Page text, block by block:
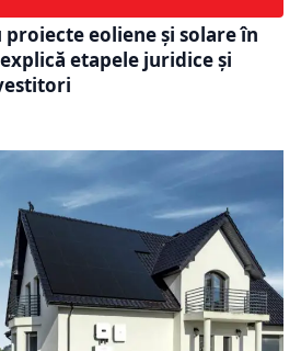
eoliene și solare în
etapele juridice și